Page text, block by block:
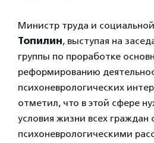
Министр труда и
Топилин, выступая на
группы по проработке
реформированию
психоневрологических
отметил, что в этой сфере
условия жизни всех граждан
психоневрологическими